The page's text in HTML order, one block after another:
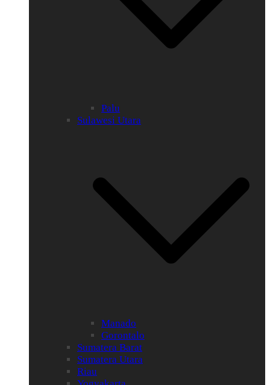
Palu
Sulawesi Utara
Manado
Gorontalo
Sumatera Barat
Sumatera Utara
Riau